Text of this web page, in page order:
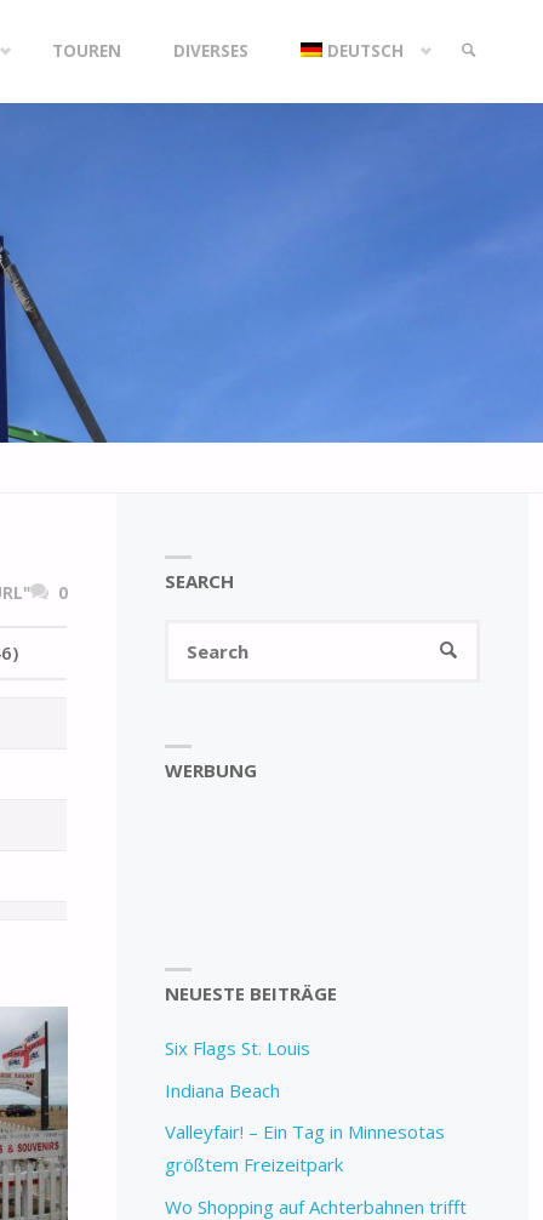
TOUREN DIVERSES DEUTSCH
0
SEARCH
SEARCH
WERBUNG
NEUESTE BEITRÄGE
Six Flags St. Louis
Indiana Beach
Valleyfair! – Ein Tag in Minnesotas
größtem Freizeitpark
Wo Shopping auf Achterbahnen trifft